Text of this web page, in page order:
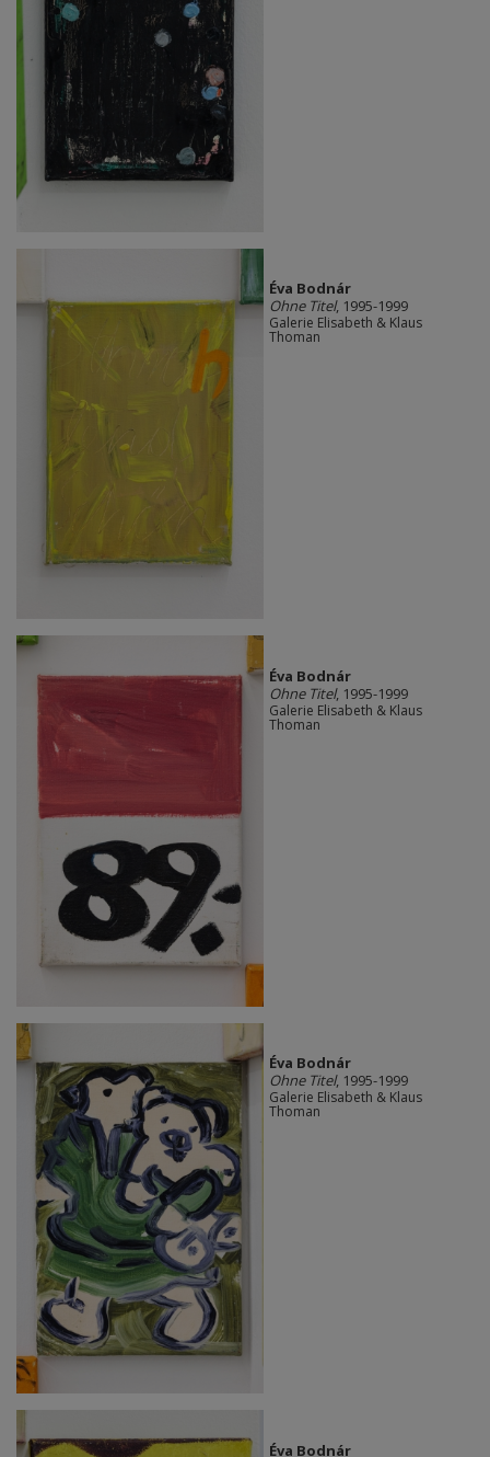
Éva Bodnár
Ohne Titel, 1995-1999
Galerie Elisabeth & Klaus
Thoman
Éva Bodnár
Ohne Titel, 1995-1999
Galerie Elisabeth & Klaus
Thoman
Éva Bodnár
Ohne Titel, 1995-1999
Galerie Elisabeth & Klaus
Thoman
Éva Bodnár